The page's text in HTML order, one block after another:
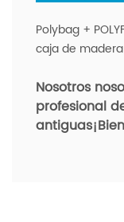
Polybag +
caja de
Nosotros
profesional
antiguas